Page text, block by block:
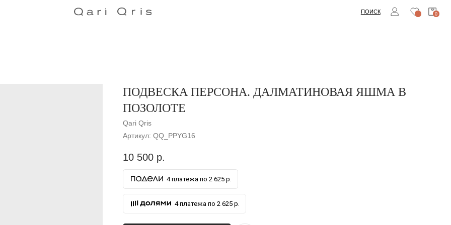
0
ПОДВЕСКА ПЕРСОНА. ДАЛМАТИНОВАЯ ЯШМА В
ПОЗОЛОТЕ
Qari Qris
Артикул: QQ_PPYG16
10 500 р.
4 платежа по 2 625 р.
4 платежа по 2 625 р.